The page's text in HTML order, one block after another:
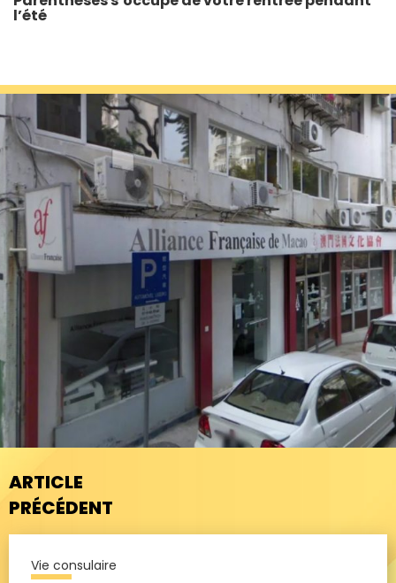
l’été
ARTICLE
PRÉCÉDENT
Vie consulaire